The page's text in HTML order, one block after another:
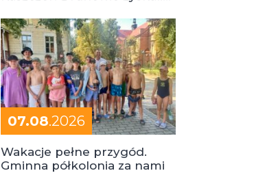
07.08.2026
Wakacje pełne przygód.
Gminna półkolonia za nami